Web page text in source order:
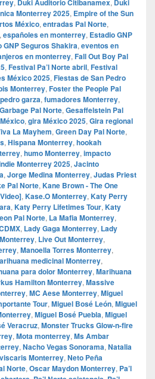
, Duki Auditorio Citibanamex, Duki
Monterrey 2025, Empire of the Sun
México, entradas Pal Norte,
, españoles en monterrey, Estadio GNP
GNP Seguros Shakira, eventos en
en monterrey, Fall Out Boy Pal
, Festival Pa’l Norte abril, Festival
México 2025, Fiestas de San Pedro
Monterrey, Foster the People Pal
garza, fumadores Monterrey,
Garbage Pal Norte, Gesaffelstein Pal
, gira México 2025, Gira regional
La Mayhem, Green Day Pal Norte,
, Hispana Monterrey, hookah
, humo Monterrey, impacto
Monterrey 2025, Jacinto
, Jorge Medina Monterrey, Judas Priest
Pal Norte, Kane Brown - The One
, Kase.O Monterrey, Katy Perry
, Katy Perry Lifetimes Tour, Katy
Pal Norte, La Mafia Monterrey,
, Lady Gaga Monterrey, Lady
, Live Out Monterrey,
, Manoella Torres Monterrey,
medicinal Monterrey,
para dolor Monterrey, Marihuana
Hamilton Monterrey, Massive
, MC Aese Monterrey, Miguel
Tour, Miguel Bosé León, Miguel
, Miguel Bosé Puebla, Miguel
Veracruz, Monster Trucks Glow-n-fire
, Mota monterrey, Ms Ambar
, Nacho Vegas Sonorama, Natalia
Monterrey, Neto Peña
Norte, Oscar Maydon Monterrey, Pa’l